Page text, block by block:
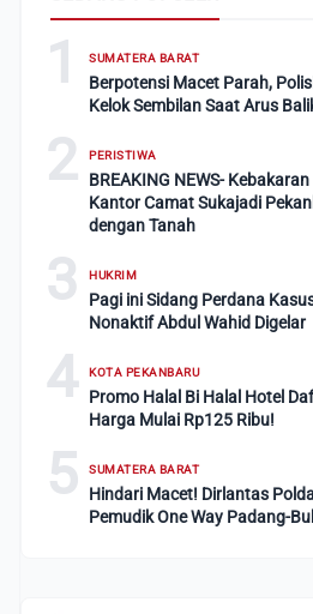
1 SUMATERA BARAT
Berpotensi Macet Parah,
Kelok Sembilan Saat Arus
2 PERISTIWA
BREAKING NEWS-
Kantor Camat Sukajadi
dengan Tanah
3 HUKRIM
Pagi ini Sidang Perdana
Nonaktif Abdul Wahid Digelar
4 KOTA PEKANBARU
Promo Halal Bi Halal Hotel
Harga Mulai Rp125 Ribu!
5 SUMATERA BARAT
Hindari Macet! Dirlantas
Pemudik One Way Padang-